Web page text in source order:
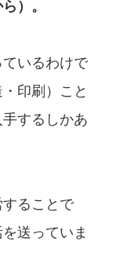
）。
いるわけで
印刷）こと
するしかあ
ることで
送っていま